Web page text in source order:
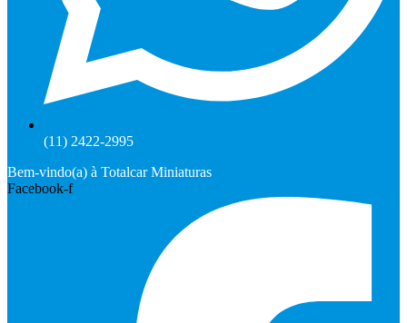
(11) 2422-2995
Bem-vindo(a) à Totalcar Miniaturas
Facebook-f